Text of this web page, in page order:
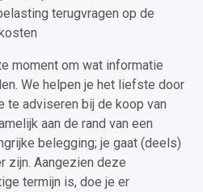
terugvragen op de
moment om wat informatie
We helpen je het liefste door
te adviseren bij de koop van
aan de rand van een
belegging; je gaat (deels)
zijn. Aangezien deze
termijn is, doe je er